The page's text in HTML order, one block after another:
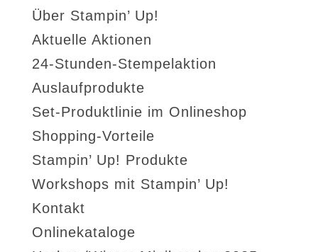
Über Stampin’ Up!
Aktuelle Aktionen
24-Stunden-Stempelaktion
Auslaufprodukte
Set-Produktlinie im Onlineshop
Shopping-Vorteile
Stampin’ Up! Produkte
Workshops mit Stampin’ Up!
Kontakt
Onlinekataloge